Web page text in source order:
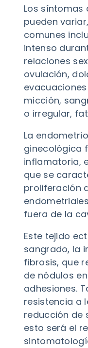
Los síntomas
pueden
comunes
intenso
relaciones
ovulación,
micción,
o irregular,
La
ginecológica
inflamatoria,
que se
proliferación
fuera de la
Este tejido
sangrado, la
fibrosis, que
de nódulos
adhesiones.
resistencia a
reducción de
esto será el